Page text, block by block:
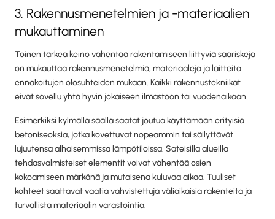
3. Rakennusmenetelmien ja -materiaalien
mukauttaminen
Toinen tärkeä keino vähentää rakentamiseen liittyviä sääriskejä
on mukauttaa rakennusmenetelmiä, materiaaleja ja laitteita
ennakoitujen olosuhteiden mukaan. Kaikki rakennustekniikat
eivät sovellu yhtä hyvin jokaiseen ilmastoon tai vuodenaikaan.
Esimerkiksi kylmällä säällä saatat joutua käyttämään erityisiä
betoniseoksia, jotka kovettuvat nopeammin tai säilyttävät
lujuutensa alhaisemmissa lämpötiloissa. Sateisilla alueilla
tehdasvalmisteiset elementit voivat vähentää osien
kokoamiseen märkänä ja mutaisena kuluvaa aikaa. Tuuliset
kohteet saattavat vaatia vahvistettuja väliaikaisia rakenteita ja
turvallista materiaalin varastointia.